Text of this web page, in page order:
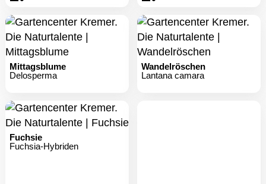
Mittagsblume
Delosperma
Wandelröschen
Lantana camara
Fuchsie
Fuchsia-Hybriden